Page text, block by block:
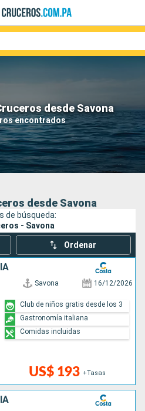
desde Savona
encontrados
Compañías
desde Savona
de búsqueda:
- Savona
Ordenar
Savona 16/12/2026
US$ 193 +Tasas
Club de niños gratis desde los 3
Gastronomía italiana
Comidas incluidas